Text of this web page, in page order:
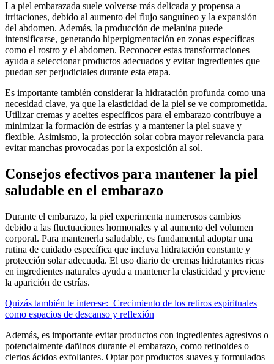
La piel embarazada suele volverse más delicada y propensa a
irritaciones, debido al aumento del flujo sanguíneo y la expansión
del abdomen. Además, la producción de melanina puede
intensificarse, generando hiperpigmentación en zonas específicas
como el rostro y el abdomen. Reconocer estas transformaciones
ayuda a seleccionar productos adecuados y evitar ingredientes que
puedan ser perjudiciales durante esta etapa.
Es importante también considerar la hidratación profunda como una
necesidad clave, ya que la elasticidad de la piel se ve comprometida.
Utilizar cremas y aceites específicos para el embarazo contribuye a
minimizar la formación de estrías y a mantener la piel suave y
flexible. Asimismo, la protección solar cobra mayor relevancia para
evitar manchas provocadas por la exposición al sol.
Consejos efectivos para mantener la piel
saludable en el embarazo
Durante el embarazo, la piel experimenta numerosos cambios
debido a las fluctuaciones hormonales y al aumento del volumen
corporal. Para mantenerla saludable, es fundamental adoptar una
rutina de cuidado específica que incluya hidratación constante y
protección solar adecuada. El uso diario de cremas hidratantes ricas
en ingredientes naturales ayuda a mantener la elasticidad y previene
la aparición de estrías.
Quizás también te interese: Crecimiento de los retiros espirituales
como espacios de descanso y reflexión
Además, es importante evitar productos con ingredientes agresivos o
potencialmente dañinos durante el embarazo, como retinoides o
ciertos ácidos exfoliantes. Optar por productos suaves y formulados